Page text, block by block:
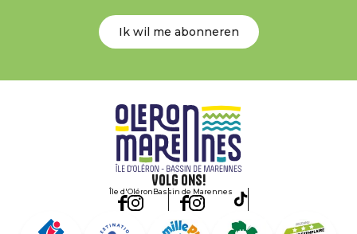
Ik wil me abonneren
Volg ons!
Île d'OléronBassin de Marennes